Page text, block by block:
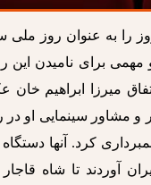
به عنوان روز ملی
برای نامیدن این
مظفرالدین شاه قاجار در روز هفدهم تیر ماه 1279
کرد. آنها
آوردند تا شاه قاجار